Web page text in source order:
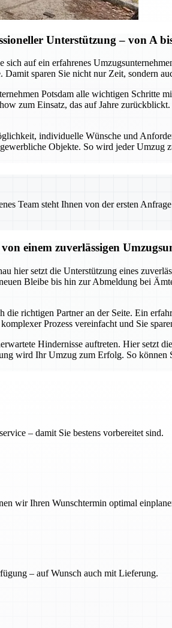
Unterstützung – von A
auf ein erfahrenes
sparen Sie nicht nur Zeit, sondern
Potsdam alle wichtigen Schritte
zum Einsatz, das auf Jahre
individuelle Wünsche und
Objekte. So wird jeder Umzug
Team steht Ihnen von der ersten
einem zuverlässigen
hier setzt die Unterstützung eines
Bleibe bis hin zur Abmeldung bei
richtigen Partner an der Seite. Ein
Prozess vereinfacht und Sie
Hindernisse auftreten. Hier setzt
wird Ihr Umzug zum Erfolg. So können
– damit Sie bestens vorbereitet sind.
wir Ihren Wunschtermin optimal
– auf Wunsch auch mit Lieferung.